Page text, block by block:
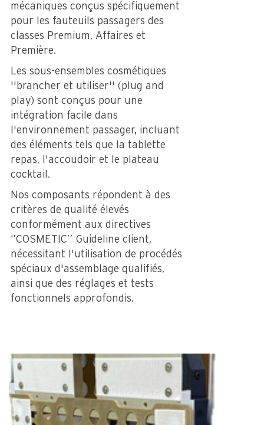
mécaniques conçus spécifiquement
pour les fauteuils passagers des
classes Premium, Affaires et
Première.
Les sous-ensembles cosmétiques
''brancher et utiliser'' (plug and
play) sont conçus pour une
intégration facile dans
l'environnement passager, incluant
des éléments tels que la tablette
repas, l'accoudoir et le plateau
cocktail.
Nos composants répondent à des
critères de qualité élevés
conformément aux directives
‘’COSMETIC’’ Guideline client,
nécessitant l'utilisation de procédés
spéciaux d'assemblage qualifiés,
ainsi que des réglages et tests
fonctionnels approfondis.